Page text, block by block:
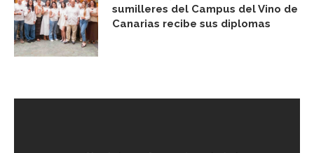
sumilleres del Campus del Vino de
Canarias recibe sus diplomas